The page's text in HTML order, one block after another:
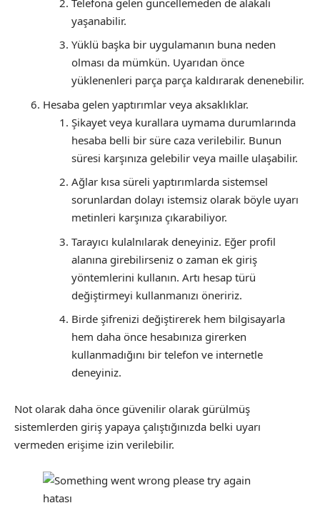
yaşanabilir.
Yüklü başka bir uygulamanın buna neden
olması da mümkün. Uyarıdan önce
yüklenenleri parça parça kaldırarak denenebilir.
Hesaba gelen yaptırımlar veya aksaklıklar.
Şikayet veya kurallara uymama durumlarında
hesaba belli bir süre caza verilebilir. Bunun
süresi karşınıza gelebilir veya maille ulaşabilir.
Ağlar kısa süreli yaptırımlarda sistemsel
sorunlardan dolayı istemsiz olarak böyle uyarı
metinleri karşınıza çıkarabiliyor.
Tarayıcı kulalnılarak deneyiniz. Eğer profil
alanına girebilirseniz o zaman ek giriş
yöntemlerini kullanın. Artı hesap türü
değiştirmeyi kullanmanızı öneririz.
Birde şifrenizi değiştirerek hem bilgisayarla
hem daha önce hesabınıza girerken
kullanmadığını bir telefon ve internetle
deneyiniz.
Not olarak daha önce güvenilir olarak gürülmüş
sistemlerden giriş yapaya çalıştığınızda belki uyarı
vermeden erişime izin verilebilir.